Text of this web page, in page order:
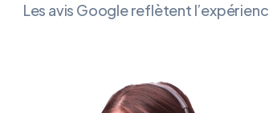
Les avis Google reflètent